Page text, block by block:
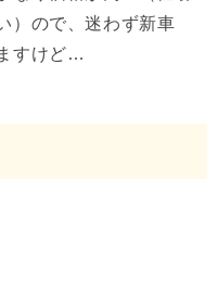
）ので、迷わず新車
すけど…